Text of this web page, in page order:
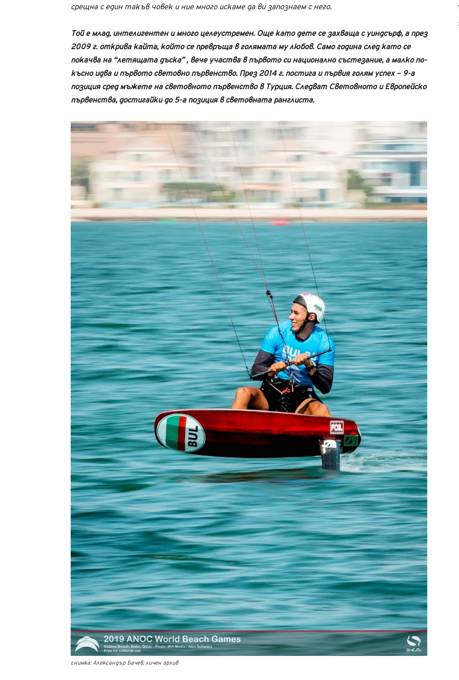
срещна с един такъв човек и ние много искаме да ви запознаем с него.
Той е млад, интелигентен и много целеустремен. Още като дете се захваща с уиндсърф, а през
2009 г. открива кайта, който се превръща в голямата му любов. Само година след като се
покачва на “летящата дъска” , вече участва в първото си национално състезание, а малко по-
късно идва и първото световно първенство. През 2014 г. постига и първия голям успех – 9-а
позиция сред мъжете на световното първенство в Турция. Следват Световното и Европейско
първенства, достигайки до 5-а позиция в световната ранглиста.
снимка: Александър Бачев, личен архив